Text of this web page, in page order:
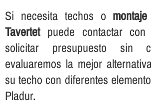
Si necesita techos o
Tavertetpuede contactar con
solicitar presupuesto sin
evaluaremos la mejor
su techo con diferentes
Pladur.